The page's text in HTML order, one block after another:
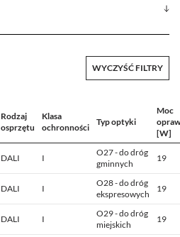
WYCZYŚĆ FILTRY
Rodzaj
osprzętu
Klasa
ochronności
Typ optyki
Moc
[W]
DALI I
O27 - do dróg
gminnych
19
DALI I
O28 - do dróg
ekspresowych
19
DALI I
O29 - do dróg
miejskich
19